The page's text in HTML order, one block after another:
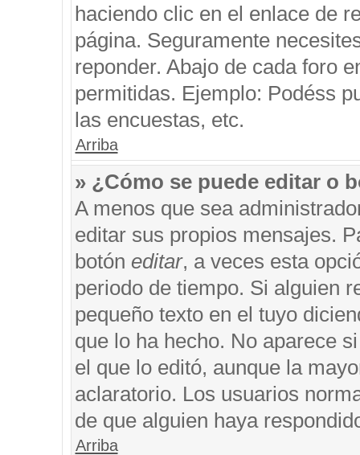
haciendo clic en el enlace de
página. Seguramente
reponder. Abajo de cada foro
permitidas. Ejemplo: Podéss
las encuestas, etc.
Arriba
» ¿Cómo se puede editar o
A menos que sea
editar sus propios mensajes.
botón editar, a veces esta
periodo de tiempo. Si alguien
pequeño texto en el tuyo
que lo ha hecho. No aparece
el que lo editó, aunque la
aclaratorio. Los usuarios
de que alguien haya
Arriba